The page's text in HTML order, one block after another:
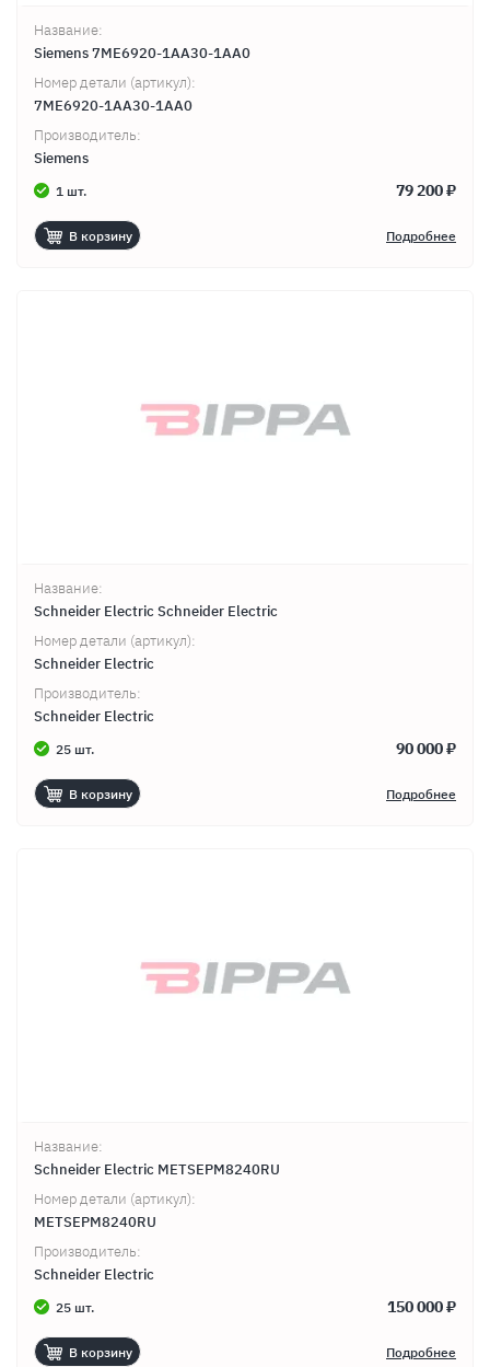
Название:
Siemens 7ME6920-1AA30-1AA0
Номер детали (артикул):
7ME6920-1AA30-1AA0
Производитель:
Siemens
1 шт. 79 200 ₽
В корзину Подробнее
Название:
Schneider Electric Schneider Electric
Номер детали (артикул):
Schneider Electric
Производитель:
Schneider Electric
25 шт. 90 000 ₽
В корзину Подробнее
Название:
Schneider Electric METSEPM8240RU
Номер детали (артикул):
METSEPM8240RU
Производитель:
Schneider Electric
25 шт. 150 000 ₽
В корзину Подробнее